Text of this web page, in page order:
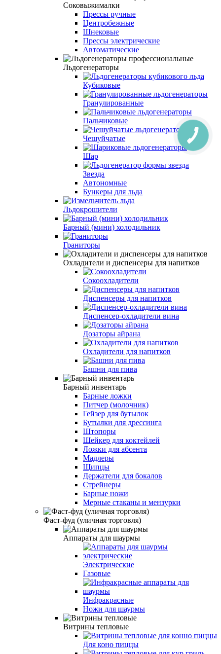
Соковыжималки
Прессы ручные
Центробежные
Шнековые
Прессы электрические
Автоматические
Льдогенераторы
Кубиковые
Гранулированные
Пальчиковые
Чешуйчатые
Шар
Звезда
Автономные
Бункеры для льда
Льдокрошители
Барный (мини) холодильник
Граниторы
Охладители и диспенсеры для напитков
Сокоохладители
Диспенсеры для напитков
Диспенсер-охладители вина
Дозаторы айрана
Охладители для напитков
Башни для пива
Барный инвентарь
Барные ложки
Питчер (молочник)
Гейзер для бутылок
Бутылки для дрессинга
Штопоры
Шейкер для коктейлей
Ложки для абсента
Мадлеры
Щипцы
Держатели для бокалов
Стрейнеры
Барные ножи
Мерные стаканы и мензурки
Фаст-фуд (уличная торговля)
Аппараты для шаурмы
Электрические
Газовые
Инфракрасные
Ножи для шаурмы
Витрины тепловые
Для коно пиццы